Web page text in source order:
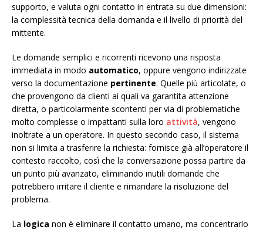
supporto, e valuta ogni contatto in entrata su due dimensioni:
la complessità tecnica della domanda e il livello di priorità del
mittente.
Le domande semplici e ricorrenti ricevono una risposta
immediata in modo automatico, oppure vengono indirizzate
verso la documentazione pertinente. Quelle più articolate, o
che provengono da clienti ai quali va garantita attenzione
diretta, o particolarmente scontenti per via di problematiche
molto complesse o impattanti sulla loro attività, vengono
inoltrate a un operatore. In questo secondo caso, il sistema
non si limita a trasferire la richiesta: fornisce già all’operatore il
contesto raccolto, così che la conversazione possa partire da
un punto più avanzato, eliminando inutili domande che
potrebbero irritare il cliente e rimandare la risoluzione del
problema.
La logica non è eliminare il contatto umano, ma concentrarlo